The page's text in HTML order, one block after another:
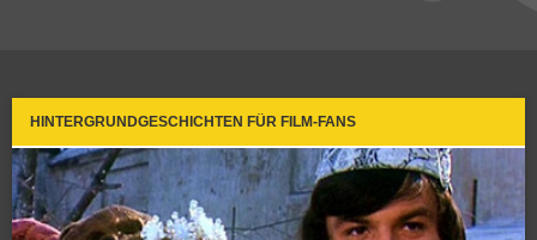
HINTERGRUNDGESCHICHTEN FÜR FILM-FANS